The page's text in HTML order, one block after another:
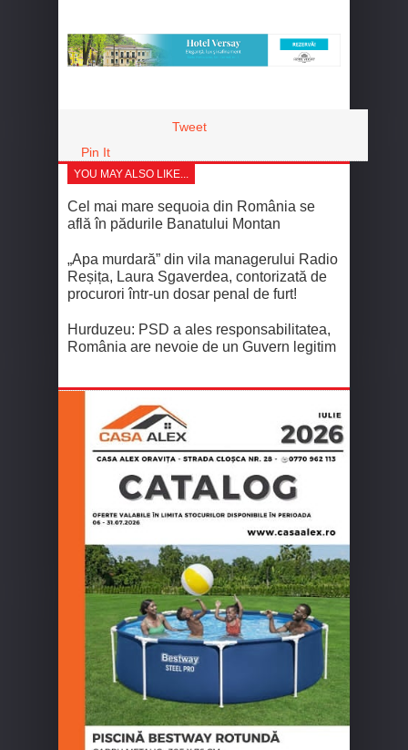
Tweet
Pin It
YOU MAY ALSO LIKE...
Cel mai mare sequoia din România se
află în pădurile Banatului Montan
„Apa murdară” din vila managerului Radio
Reșița, Laura Sgaverdea, contorizată de
procurori într-un dosar penal de furt!
Hurduzeu: PSD a ales responsabilitatea,
România are nevoie de un Guvern legitim